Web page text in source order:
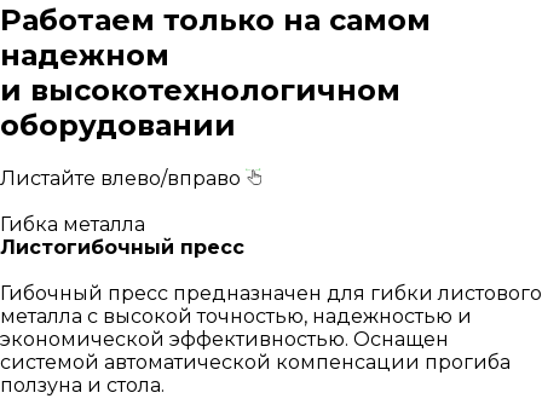
Работаем только на самом
надежном
и высокотехнологичном
оборудовании
Листайте влево/вправо
Гибка металла
Листогибочный пресс
Гибочный пресс предназначен для гибки листового
металла с высокой точностью, надежностью и
экономической эффективностью. Оснащен
системой автоматической компенсации прогиба
ползуна и стола.